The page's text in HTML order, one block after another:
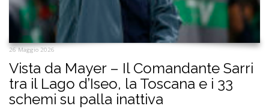
26 Maggio 2026
Vista da Mayer – Il Comandante Sarri
tra il Lago d’Iseo, la Toscana e i 33
schemi su palla inattiva